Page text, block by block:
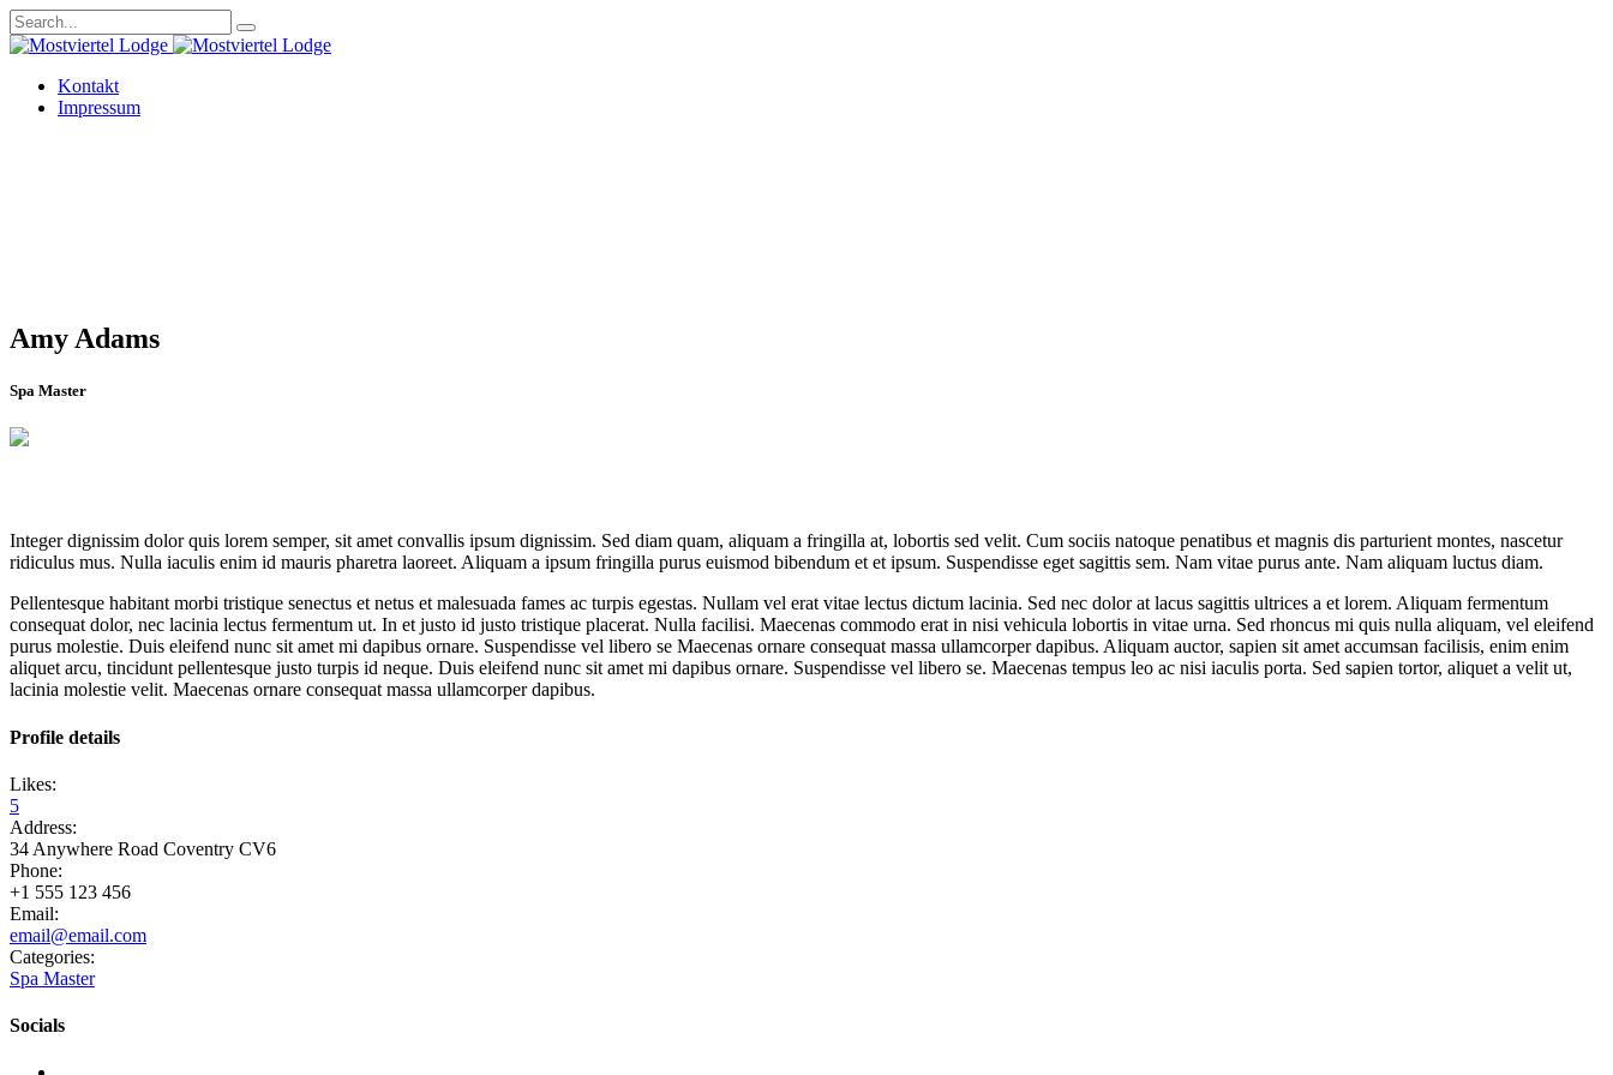
Kontakt
Impressum
Amy Adams
Spa Master
Integer dignissim dolor quis lorem semper, sit amet convallis ipsum dignissim. Sed diam quam, aliquam a fringilla at, lobortis sed velit. Cum sociis natoque penatibus et magnis dis parturient montes, nascetur
ridiculus mus. Nulla iaculis enim id mauris pharetra laoreet. Aliquam a ipsum fringilla purus euismod bibendum et et ipsum. Suspendisse eget sagittis sem. Nam vitae purus ante. Nam aliquam luctus diam.
Pellentesque habitant morbi tristique senectus et netus et malesuada fames ac turpis egestas. Nullam vel erat vitae lectus dictum lacinia. Sed nec dolor at lacus sagittis ultrices a et lorem. Aliquam fermentum
consequat dolor, nec lacinia lectus fermentum ut. In et justo id justo tristique placerat. Nulla facilisi. Maecenas commodo erat in nisi vehicula lobortis in vitae urna. Sed rhoncus mi quis nulla aliquam, vel eleifend
purus molestie. Duis eleifend nunc sit amet mi dapibus ornare. Suspendisse vel libero se Maecenas ornare consequat massa ullamcorper dapibus. Aliquam auctor, sapien sit amet accumsan facilisis, enim enim
aliquet arcu, tincidunt pellentesque justo turpis id neque. Duis eleifend nunc sit amet mi dapibus ornare. Suspendisse vel libero se. Maecenas tempus leo ac nisi iaculis porta. Sed sapien tortor, aliquet a velit ut,
lacinia molestie velit. Maecenas ornare consequat massa ullamcorper dapibus.
Profile details
Likes:
5
Address:
34 Anywhere Road Coventry CV6
Phone:
+1 555 123 456
Email:
email@email.com
Categories:
Spa Master
Socials